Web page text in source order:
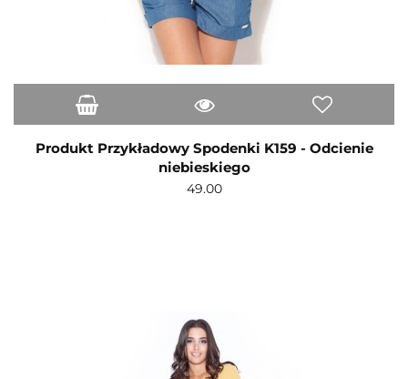
Produkt Przykładowy Spodenki K159 - Odcienie
niebieskiego
49.00